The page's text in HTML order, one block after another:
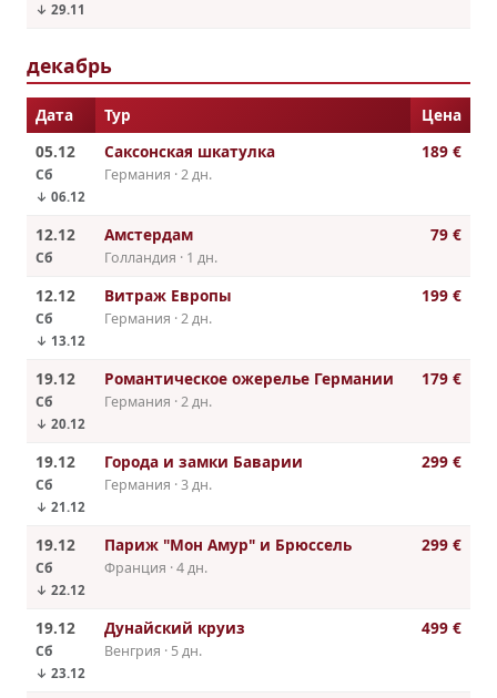
↓ 29.11
декабрь
Дата Тур
Цена
05.12
Сб
↓ 06.12
Саксонская шкатулка
Германия · 2 дн.
189 €
12.12
Сб
Амстердам
Голландия · 1 дн.
79 €
12.12
Сб
↓ 13.12
Витраж Европы
Германия · 2 дн.
199 €
19.12
Сб
↓ 20.12
Романтическое ожерелье Германии
Германия · 2 дн.
179 €
19.12
Сб
↓ 21.12
Города и замки Баварии
Германия · 3 дн.
299 €
19.12
Сб
↓ 22.12
Париж "Мон Амур" и Брюссель
Франция · 4 дн.
299 €
19.12
Сб
↓ 23.12
Дунайский круиз
Венгрия · 5 дн.
499 €